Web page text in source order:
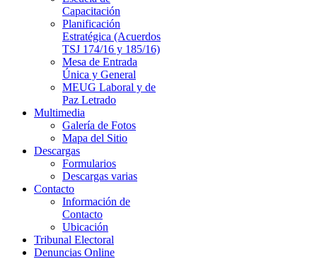
Capacitación
Planificación
Estratégica (Acuerdos
TSJ 174/16 y 185/16)
Mesa de Entrada
Única y General
MEUG Laboral y de
Paz Letrado
Multimedia
Galería de Fotos
Mapa del Sitio
Descargas
Formularios
Descargas varias
Contacto
Información de
Contacto
Ubicación
Tribunal Electoral
Denuncias Online